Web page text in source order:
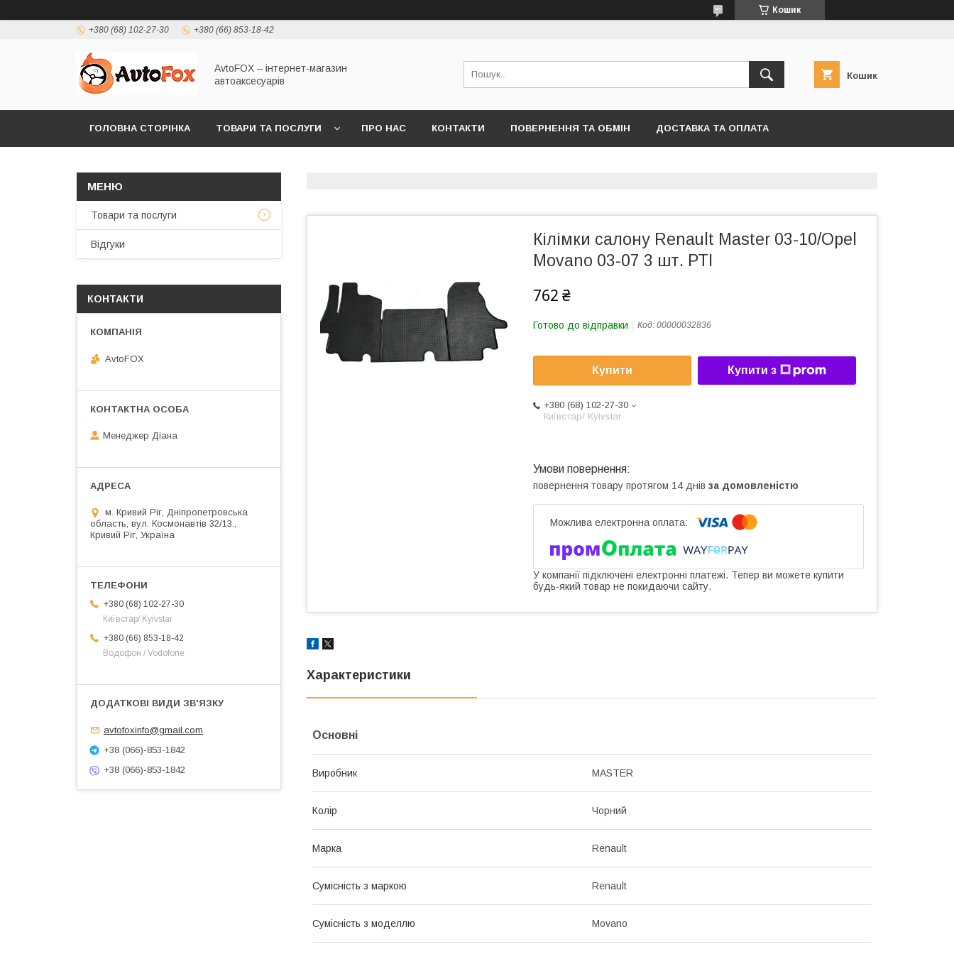
Кошик
+380 (68) 102-27-30 +380 (66) 853-18-42
AvtoFOX – інтернет-магазин
автоаксесуарів
Кошик
ГОЛОВНА СТОРІНКА ТОВАРИ ТА ПОСЛУГИ ПРО НАС КОНТАКТИ ПОВЕРНЕННЯ ТА ОБМІН ДОСТАВКА ТА ОПЛАТА
Кілімки салону Renault Master 03-10/Opel
Movano 03-07 3 шт. РТІ
762 ₴
Готово до відправки Код: 00000032836
Купити Купити з
+380 (68) 102-27-30
Київстар/ Kyivstar
повернення товару протягом 14 днів за домовленістю
У компанії підключені електронні платежі. Тепер ви можете купити
будь-який товар не покидаючи сайту.
Характеристики
Основні
Виробник MASTER
Колір Чорний
Марка Renault
Сумісність з маркою Renault
Сумісність з моделлю Movano
Товари та послуги
Відгуки
КОНТАКТИ
AvtoFOX
Менеджер Діана
м. Кривий Ріг, Дніпропетровська
область, вул. Космонавтів 32/13.,
Кривий Ріг, Україна
+380 (68) 102-27-30
Київстар/ Kyivstar
+380 (66) 853-18-42
Водофон / Vodofone
avtofoxinfo@gmail.com
+38 (066)-853-1842
+38 (066)-853-1842